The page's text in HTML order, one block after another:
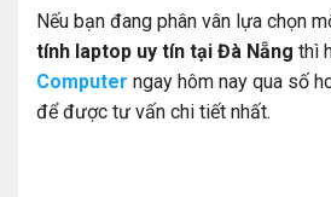
Nếu bạn đang phân vân lựa chọn
tính laptop uy tín tại Đà Nẵng thì
Computer ngay hôm nay qua số
để được tư vấn chi tiết nhất.